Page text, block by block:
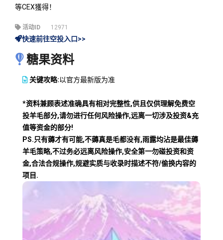
等CEX獲得！
活动ID 12971
快速前往空投入口>>
糖果资料
关键攻略:以官方最新版为准
*资料兼顾表述准确具有相对完整性,供且仅供理解免费空
投羊毛部分,请勿进行任何风险操作,远离一切涉及投资&充
值等资金的部分!
PS.只有薅才有可能,不薅真是毛都没有,雨露均沾是最佳薅
羊毛策略,不过务必远离风险操作,安全第一勿碰投资和资
金,合法合规操作,规避实质与收录时描述不符/偷换内容的
项目.